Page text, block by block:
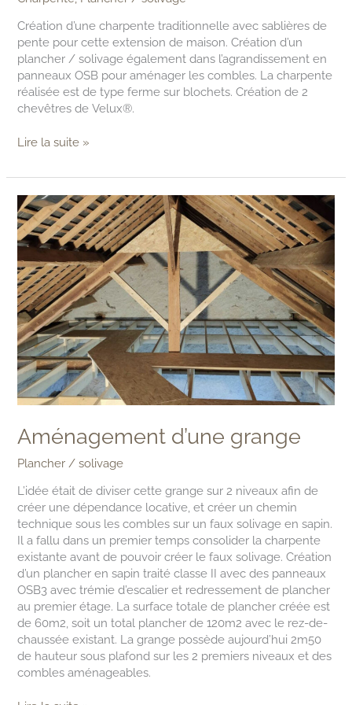
Création d’une charpente traditionnelle avec sablières de
pente pour cette extension de maison. Création d’un
plancher / solivage également dans l’agrandissement en
panneaux OSB pour aménager les combles. La charpente
réalisée est de type ferme sur blochets. Création de 2
chevêtres de Velux®.
Lire la suite »
Aménagement d’une grange
Plancher / solivage
L’idée était de diviser cette grange sur 2 niveaux afin de
créer une dépendance locative, et créer un chemin
technique sous les combles sur un faux solivage en sapin.
Il a fallu dans un premier temps consolider la charpente
existante avant de pouvoir créer le faux solivage. Création
d’un plancher en sapin traité classe II avec des panneaux
OSB3 avec trémie d’escalier et redressement de plancher
au premier étage. La surface totale de plancher créée est
de 60m2, soit un total plancher de 120m2 avec le rez-de-
chaussée existant. La grange possède aujourd’hui 2m50
de hauteur sous plafond sur les 2 premiers niveaux et des
combles aménageables.
Aménagement
d’une
grange